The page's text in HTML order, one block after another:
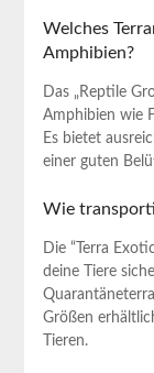
Welches
Amphibien?
Das⁢ „Reptile
Amphibien wie
Es bietet
einer ⁢guten
Wie
Die ⁣“Terra
deine Tiere
Größen
Tieren.